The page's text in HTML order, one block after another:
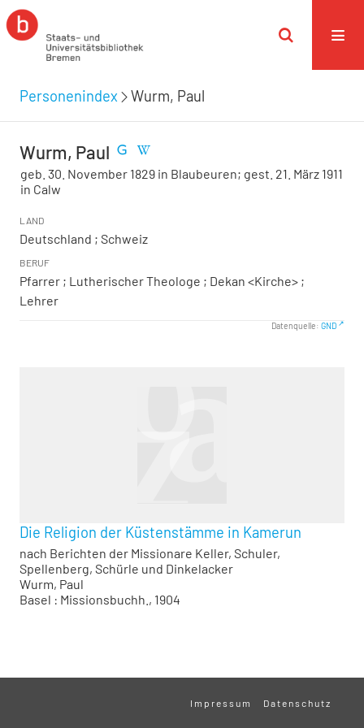
Personenindex Wurm, Paul
Wurm, Paul
geb. 30. November 1829 in Blaubeuren; gest. 21. März 1911
in Calw
LAND
Deutschland ; Schweiz
BERUF
Pfarrer ; Lutherischer Theologe ; Dekan <Kirche> ;
Lehrer
Datenquelle: GND
Die Religion der Küstenstämme in Kamerun
nach Berichten der Missionare Keller, Schuler,
Spellenberg, Schürle und Dinkelacker
Wurm, Paul
Basel : Missionsbuchh., 1904
Impressum Datenschutz